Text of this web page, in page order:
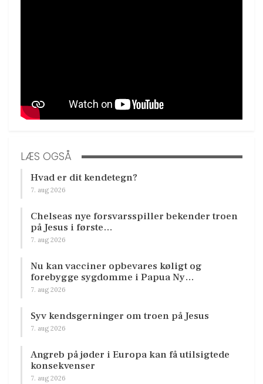
LÆS OGSÅ
Hvad er dit kendetegn?
7. aug 2026
Chelseas nye forsvarsspiller bekender troen
på Jesus i første…
7. aug 2026
Nu kan vacciner opbevares køligt og
forebygge sygdomme i Papua Ny…
7. aug 2026
Syv kendsgerninger om troen på Jesus
7. aug 2026
Angreb på jøder i Europa kan få utilsigtede
konsekvenser
7. aug 2026